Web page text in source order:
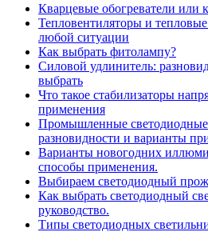
Кварцевые обогреватели или
Тепловентиляторы и
любой ситуации
Как выбрать фитолампу?
Силовой удлинитель:
выбрать
Что такое стабилизаторы
применения
Промышленные
разновидности и варианты
Варианты новогодних
способы применения.
Выбираем светодиодный
Как выбрать светодиодный
руководство.
Типы светодиодных